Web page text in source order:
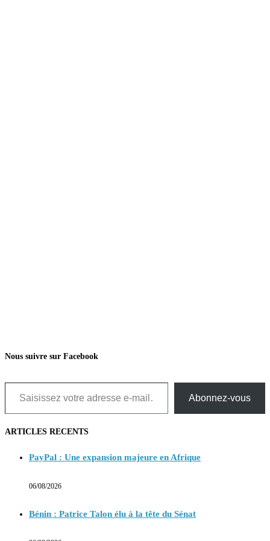
Nous suivre sur Facebook
Abonnez-vous
ARTICLES RECENTS
PayPal : Une expansion majeure en Afrique
06/08/2026
Bénin : Patrice Talon élu à la tête du Sénat